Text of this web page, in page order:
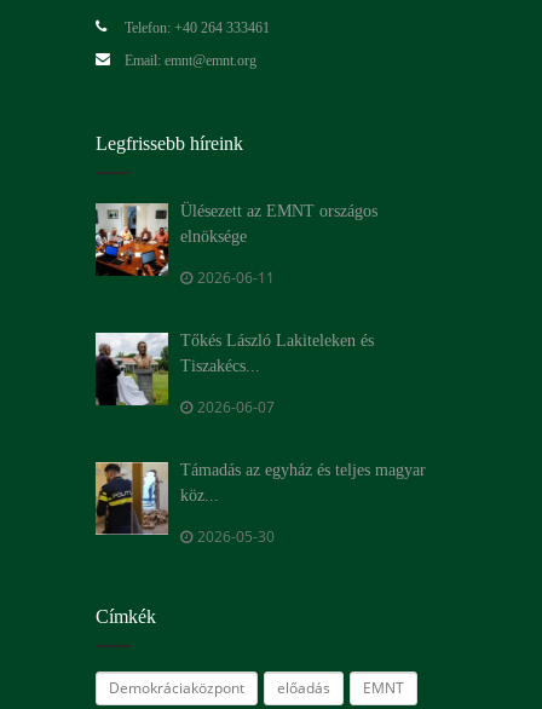
Telefon: +40 264 333461
Email: emnt@emnt.org
Legfrissebb híreink
Ülésezett az EMNT országos
elnöksége
2026-06-11
Tőkés László Lakiteleken és
Tiszakécs...
2026-06-07
Támadás az egyház és teljes magyar
köz...
2026-05-30
Címkék
Demokráciaközpont előadás EMNT